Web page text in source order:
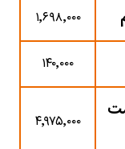
۱٬۶۹۸٬۰۰۰
۱۴۰٬۰۰۰
۴٬۹۷۵٬۰۰۰